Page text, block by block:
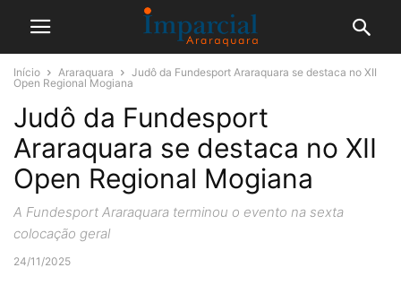
Início Araraquara
Judô da Fundesport Araraquara se destaca no XII
Open Regional Mogiana
Judô da Fundesport
Araraquara se destaca no XII
Open Regional Mogiana
A Fundesport Araraquara terminou o evento na sexta
colocação geral
24/11/2025